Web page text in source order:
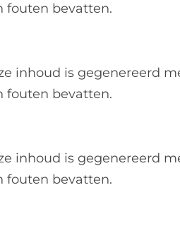
fouten bevatten.
inhoud is gegenereerd
fouten bevatten.
inhoud is gegenereerd
fouten bevatten.